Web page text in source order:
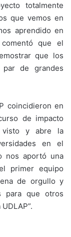
totalmente
que vemos en
aprendido en
que el
que los
de grandes
coincidieron en
de impacto
visto y abre la
en el
nos aportó una
primer equipo
de orgullo y
para que otros